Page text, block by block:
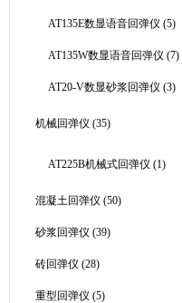
AT135E数显语音回弹仪 (5)
AT135W数显语音回弹仪 (7)
AT20-V数显砂浆回弹仪 (3)
机械回弹仪 (35)
AT225B机械式回弹仪 (1)
混凝土回弹仪 (50)
砂浆回弹仪 (39)
砖回弹仪 (28)
重型回弹仪 (5)